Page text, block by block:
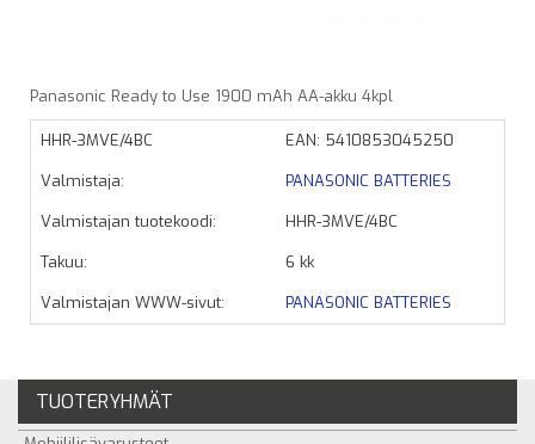
Panasonic Ready to Use 1900 mAh AA-akku 4kpl
HHR-3MVE/4BC
EAN: 5410853045250
Valmistaja:
PANASONIC BATTERIES
Valmistajan tuotekoodi:
HHR-3MVE/4BC
Takuu:
6 kk
Valmistajan WWW-sivut:
PANASONIC BATTERIES
TUOTERYHMÄT